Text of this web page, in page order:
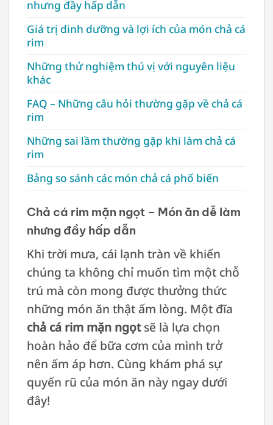
nhưng đầy hấp dẫn
Giá trị dinh dưỡng và lợi ích của món chả cá
rim
Những thử nghiệm thú vị với nguyên liệu
khác
FAQ – Những câu hỏi thường gặp về chả cá
rim
Những sai lầm thường gặp khi làm chả cá
rim
Bảng so sánh các món chả cá phổ biến
Chả cá rim mặn ngọt – Món ăn dễ làm
nhưng đầy hấp dẫn
Khi trời mưa, cái lạnh tràn về khiến
chúng ta không chỉ muốn tìm một chỗ
trú mà còn mong được thưởng thức
những món ăn thật ấm lòng. Một đĩa
chả cá rim mặn ngọtsẽ là lựa chọn
hoàn hảo để bữa cơm của mình trở
nên ấm áp hơn. Cùng khám phá sự
quyến rũ của món ăn này ngay dưới
đây!